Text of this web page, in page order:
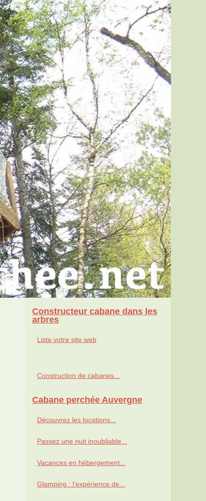
Constructeur cabane dans les
arbres
Liste votre site web
Construction de cabanes...
Cabane perchée Auvergne
Découvrez les locations...
Passez une nuit inoubliable...
Vacances en hébergement...
Glamping : l'expérience de...